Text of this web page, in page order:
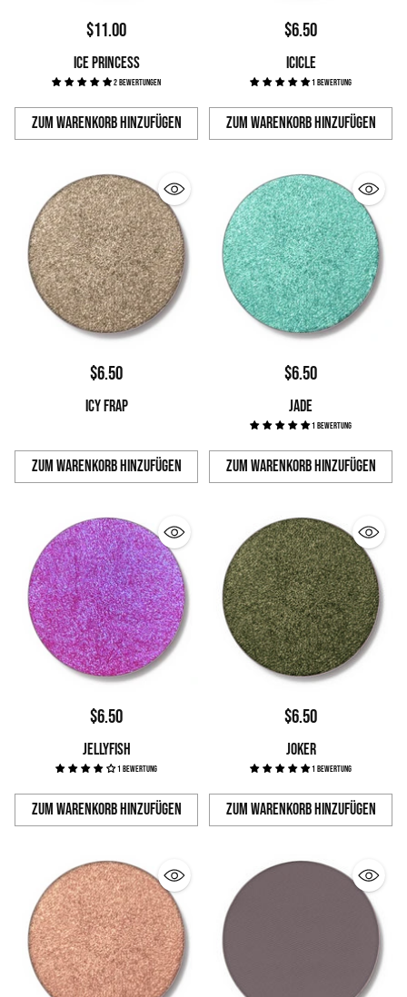
$11.00
ICE PRINCESS
2 Bewertungen
Zum Warenkorb hinzufügen
Anzahl
$6.50
ICICLE
1 Bewertung
Zum Warenkorb hinzufügen
Anzahl
$6.50
ICY FRAP
Zum Warenkorb hinzufügen
Anzahl
$6.50
JADE
1 Bewertung
Zum Warenkorb hinzufügen
Anzahl
$6.50
JELLYFISH
1 Bewertung
Zum Warenkorb hinzufügen
Anzahl
$6.50
JOKER
1 Bewertung
Zum Warenkorb hinzufügen
Anzahl